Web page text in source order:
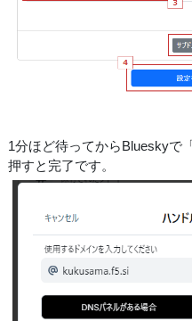
1分ほど待ってからBlueskyで
押すと完了です。